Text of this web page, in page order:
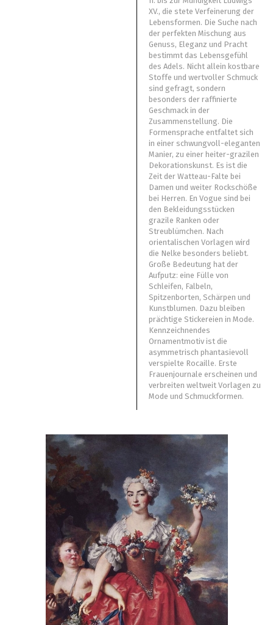
XV., die stete Verfeinerung der
Lebensformen. Die Suche nach
der perfekten Mischung aus
Genuss, Eleganz und Pracht
bestimmt das Lebensgefühl
des Adels. Nicht allein kostbare
Stoffe und wertvoller Schmuck
sind gefragt, sondern
besonders der raffinierte
Geschmack in der
Zusammenstellung. Die
Formensprache entfaltet sich
in einer schwungvoll-eleganten
Manier, zu einer heiter-grazilen
Dekorationskunst. Es ist die
Zeit der Watteau-Falte bei
Damen und weiter Rockschöße
bei Herren. En Vogue sind bei
den Bekleidungsstücken
grazile Ranken oder
Streublümchen. Nach
orientalischen Vorlagen wird
die Nelke besonders beliebt.
Große Bedeutung hat der
Aufputz: eine Fülle von
Schleifen, Falbeln,
Spitzenborten, Schärpen und
Kunstblumen. Dazu bleiben
prächtige Stickereien in Mode.
Kennzeichnendes
Ornamentmotiv ist die
asymmetrisch phantasievoll
verspielte Rocaille. Erste
Frauenjournale erscheinen und
verbreiten weltweit Vorlagen zu
Mode und Schmuckformen.